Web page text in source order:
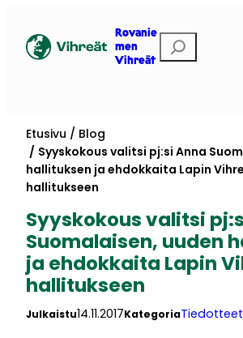
sisältöön
Rovanie
men
Vihreät
Etsi
Etusivu
Blog
Syyskokous valitsi pj:si Anna
hallituksen ja ehdokkaita Lapin
hallitukseen
Syyskokous valitsi
Suomalaisen, uuden
ja ehdokkaita Lapin
hallitukseen
Julkaistu14.11.2017KategoriaTiedotteet